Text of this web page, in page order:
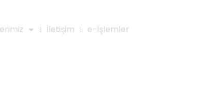
İletişim e-İşlemler